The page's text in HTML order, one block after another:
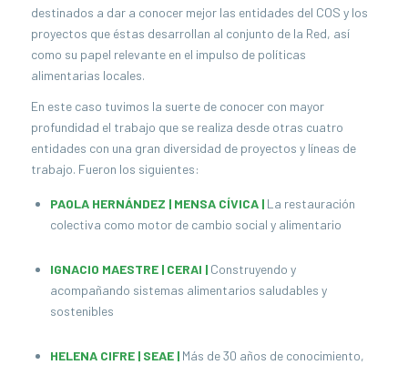
destinados a dar a conocer mejor las entidades del COS y los
proyectos que éstas desarrollan al conjunto de la Red, así
como su papel relevante en el impulso de políticas
alimentarias locales.
En este caso tuvimos la suerte de conocer con mayor
profundidad el trabajo que se realiza desde otras cuatro
entidades con una gran diversidad de proyectos y líneas de
trabajo. Fueron los siguientes:
PAOLA HERNÁNDEZ | MENSA CÍVICA| La restauración
colectiva como motor de cambio social y alimentario
IGNACIO MAESTRE | CERAI | Construyendo y
acompañando sistemas alimentarios saludables y
sostenibles
HELENA CIFRE | SEAE| Más de 30 años de conocimiento,